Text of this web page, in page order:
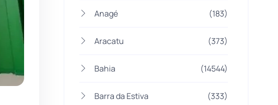
Anagé (183)
Aracatu (373)
Bahia (14544)
Barra da Estiva (333)